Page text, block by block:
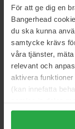
För att ge dig en
Bangerhead
du ska kunna
samtycke krävs
våra tjänster,
relevant och
aktivera
(kan innefatta
trycka på "Tillåt
medan du under
Anmeldelser (4)